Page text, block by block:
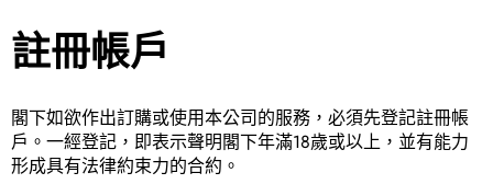
註冊帳戶
閣下如欲作出訂購或使用本公司的服務，必須先登記註冊帳
戶。一經登記，即表示聲明閣下年滿18歲或以上，並有能力
形成具有法律約束力的合約。